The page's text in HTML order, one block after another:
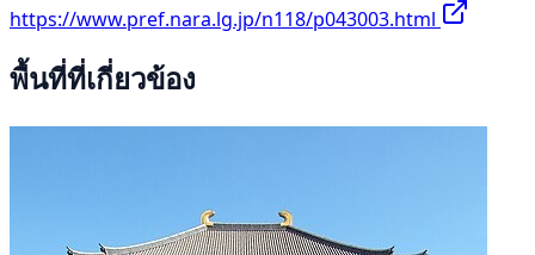
https://www.pref.nara.lg.jp/n118/p043003.html
พื้นที่ที่เกี่ยวข้อง